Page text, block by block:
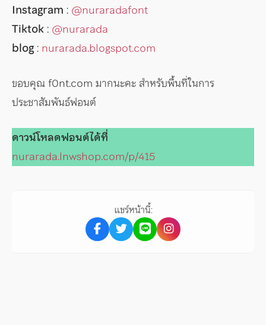
Instagram : @nuraradafont
Tiktok : @nurarada
blog : nurarada.blogspot.com
ขอบคุณ f0nt.com มากนะคะ สำหรับพื้นที่ในการ
ประชาสัมพันธ์ฟอนต์
ดาวน์โหลดฟอนต์ได้ที่
nurarada.lnwshop.com/p/415
แชร์หน้านี้: